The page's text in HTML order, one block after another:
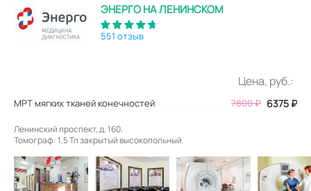
ЭНЕРГО НА ЛЕНИНСКОМ
551 отзыв
Цена, руб.:
МРТ мягких тканей конечностей 7800₽ 6375 ₽
Ленинский проспект, д. 160.
Томограф: 1,5 Тл закрытый высокопольный